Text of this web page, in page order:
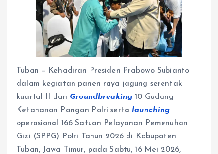
Tuban – Kehadiran Presiden Prabowo Subianto
dalam kegiatan panen raya jagung serentak
kuartal II dan Groundbreaking 10 Gudang
Ketahanan Pangan Polri sertalaunching
operasional 166 Satuan Pelayanan Pemenuhan
Gizi (SPPG) Polri Tahun 2026 di Kabupaten
Tuban, Jawa Timur, pada Sabtu, 16 Mei 2026,